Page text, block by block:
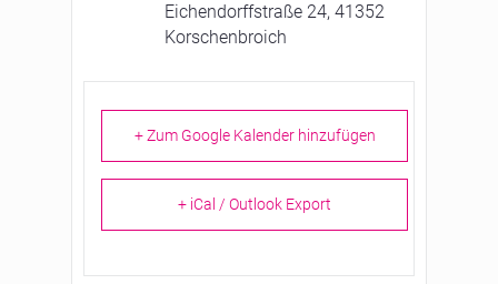
Eichendorffstraße 24, 41352
Korschenbroich
+ Zum Google Kalender hinzufügen
+ iCal / Outlook Export